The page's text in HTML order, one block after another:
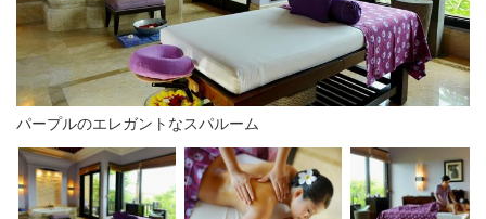
パープルのエレガントなスパルーム